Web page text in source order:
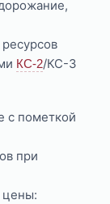
КС-2/КС-3
с пометкой
при
цены: